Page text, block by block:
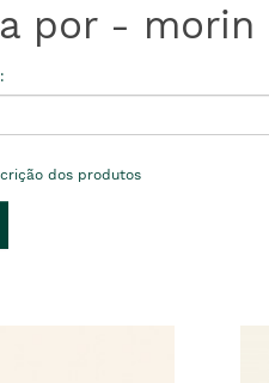
por - morin
dos produtos